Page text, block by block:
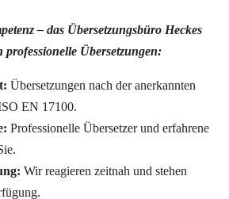
– das Übersetzungsbüro Heckes
professionelle Übersetzungen:
Übersetzungen nach der anerkannten
EN 17100.
Professionelle Übersetzer und erfahrene
Wir reagieren zeitnah und stehen